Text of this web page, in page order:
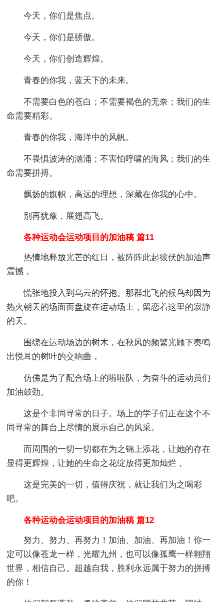
今天，你们是焦点。
今天，你们是骄傲。
今天，你们创造辉煌。
青春的你我，蓝天下的未来。
不需要白色的苍白；不需要褐色的无奈；我们的生
命需要精彩。
青春的你我，海洋中的风帆。
不畏惧波涛的汹涌；不害怕呼啸的海风；我们的生
命需要拼搏。
飘扬的旗帜，高远的理想，深藏在你我的心中。
别再犹豫，展翅高飞。
各种运动会运动项目的加油稿 篇11
热情地释放光芒的红日，被阵阵此起彼伏的加油声
震撼，
慌张地投入到乌云的怀抱。那群北飞的候鸟却因为
热火朝天的场面而盘旋在运动场上，留恋着这里的寂静
的天。
围绕在运动场边的树木，在秋风的频繁光顾下奏鸣
出悦耳的树叶的交响曲，
仿佛是为了配合场上的啦啦队，为奋斗的运动员们
加油鼓劲。
这是个非同寻常的日子。场上的学子们正在这个不
同寻常的舞台上尽情的展示自己的风采。
而周围的一切一切都在为之锦上添花，让她的存在
显得更辉煌，让她的生命之花绽放得更加灿烂，
这是完美的一切，值得庆祝，就让我们为之喝彩
吧。
各种运动会运动项目的加油稿 篇12
努力、努力、再努力！加油、加油、再加油！你一
定可以像苍龙一样，光耀九州，也可以像孤鹰一样翱翔
世界，相信自己。超越自我，胜利永远属于努力的拼搏
的你！